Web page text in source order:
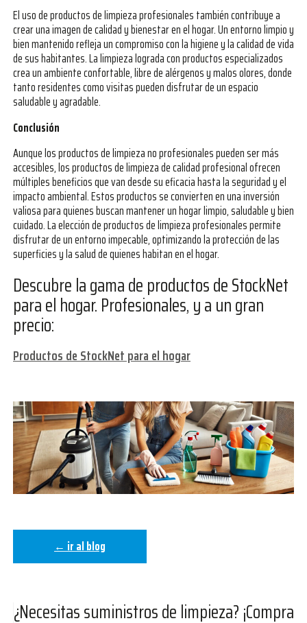
El uso de productos de limpieza profesionales también contribuye a
crear una imagen de calidad y bienestar en el hogar. Un entorno limpio y
bien mantenido refleja un compromiso con la higiene y la calidad de vida
de sus habitantes. La limpieza lograda con productos especializados
crea un ambiente confortable, libre de alérgenos y malos olores, donde
tanto residentes como visitas pueden disfrutar de un espacio
saludable y agradable.
Conclusión
Aunque los productos de limpieza no profesionales pueden ser más
accesibles, los productos de limpieza de calidad profesional ofrecen
múltiples beneficios que van desde su eficacia hasta la seguridad y el
impacto ambiental. Estos productos se convierten en una inversión
valiosa para quienes buscan mantener un hogar limpio, saludable y bien
cuidado. La elección de productos de limpieza profesionales permite
disfrutar de un entorno impecable, optimizando la protección de las
superficies y la salud de quienes habitan en el hogar.
Descubre la gama de productos de StockNet
para el hogar. Profesionales, y a un gran
precio:
Productos de StockNet para el hogar
← ir al blog
¿Necesitas suministros de limpieza? ¡Compra